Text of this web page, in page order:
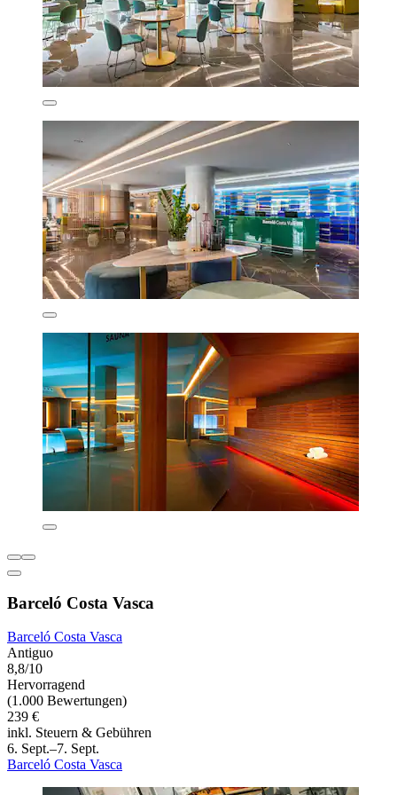
Barceló Costa Vasca
Barceló Costa Vasca
Antiguo
8,8/10
Hervorragend
(1.000 Bewertungen)
239 €
inkl. Steuern & Gebühren
6. Sept.–7. Sept.
Barceló Costa Vasca